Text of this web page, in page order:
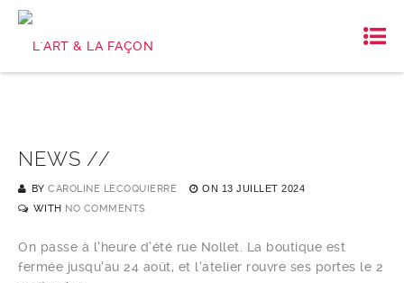
NEWS //
BY CAROLINE LECOQUIERRE ON 13 JUILLET 2024
WITH NO COMMENTS
On passe à l’heure d’été rue Nollet. La boutique est
fermée jusqu’au 24 août, et l’atelier rouvre ses portes le 2